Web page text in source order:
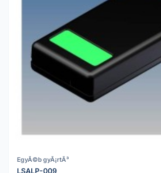
EgyÃ©b gyÃ¡rtÃ³
LSALP-009